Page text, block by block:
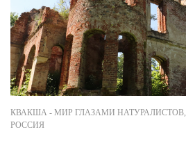
КВАКША - МИР ГЛАЗАМИ НАТУРАЛИСТОВ,
РОССИЯ